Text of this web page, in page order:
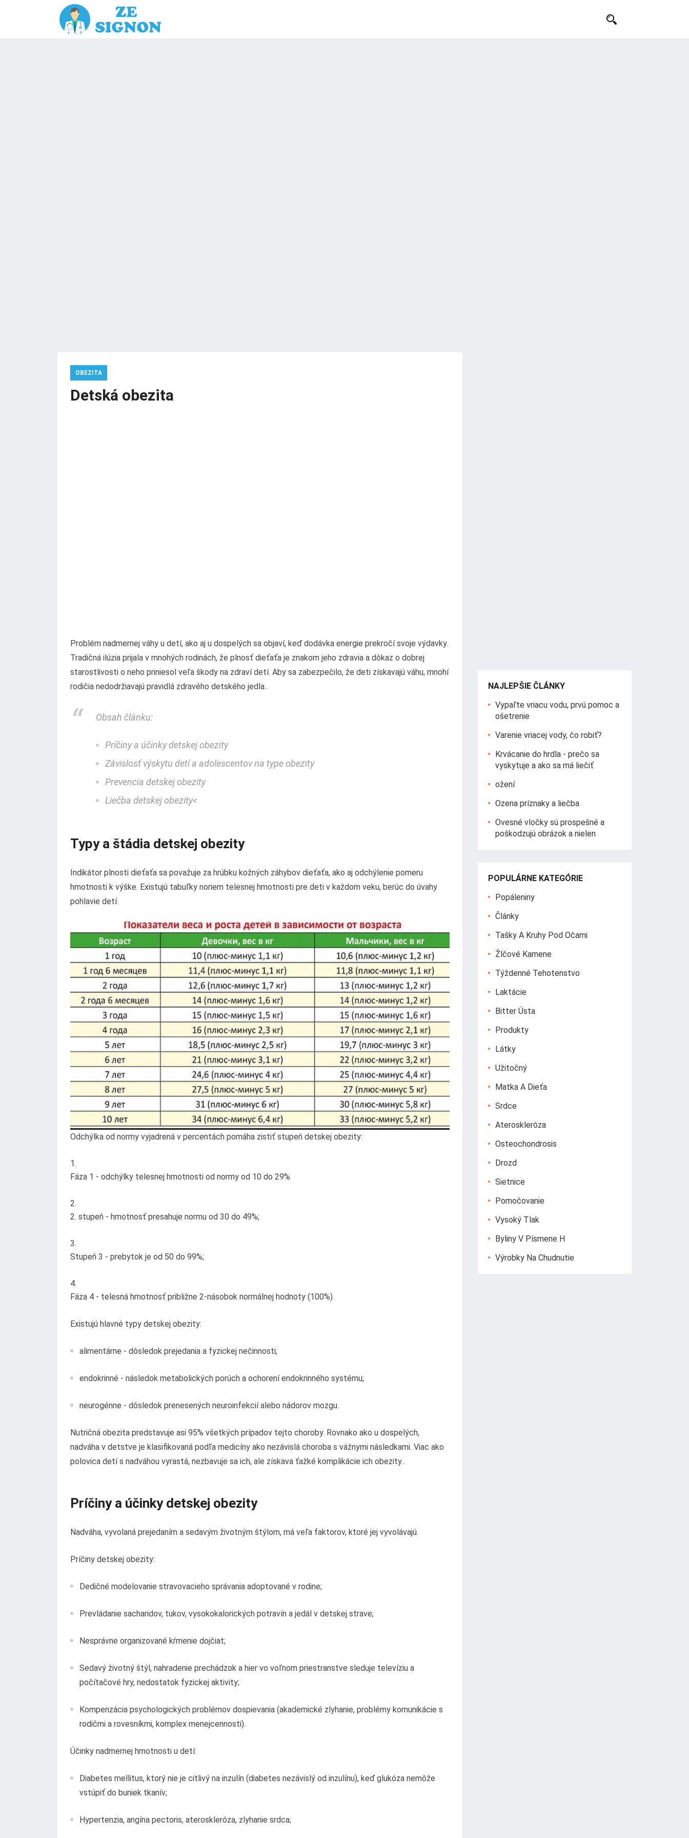
OBEZITA
Detská obezita
Problém nadmernej váhy u detí, ako aj u dospelých sa objaví, keď dodávka energie prekročí svoje výdavky.
Tradičná ilúzia prijala v mnohých rodinách, že plnosť dieťaťa je znakom jeho zdravia a dôkaz o dobrej
starostlivosti o neho priniesol veľa škody na zdraví detí. Aby sa zabezpečilo, že deti získavajú váhu, mnohí
rodičia nedodržiavajú pravidlá zdravého detského jedla..
Obsah článku:
Príčiny a účinky detskej obezity
Závislosť výskytu detí a adolescentov na type obezity
Prevencia detskej obezity
Liečba detskej obezity<
Typy a štádia detskej obezity
Indikátor plnosti dieťaťa sa považuje za hrúbku kožných záhybov dieťaťa, ako aj odchýlenie pomeru
hmotnosti k výške. Existujú tabuľky noriem telesnej hmotnosti pre deti v každom veku, berúc do úvahy
pohlavie detí.
Odchýlka od normy vyjadrená v percentách pomáha zistiť stupeň detskej obezity:
Fáza 1 - odchýlky telesnej hmotnosti od normy od 10 do 29%
2. stupeň - hmotnosť presahuje normu od 30 do 49%;
Stupeň 3 - prebytok je od 50 do 99%;
Fáza 4 - telesná hmotnosť približne 2-násobok normálnej hodnoty (100%).
Existujú hlavné typy detskej obezity:
alimentárne - dôsledok prejedania a fyzickej nečinnosti;
endokrinné - následok metabolických porúch a ochorení endokrinného systému;
neurogénne - dôsledok prenesených neuroinfekcií alebo nádorov mozgu.
Nutričná obezita predstavuje asi 95% všetkých prípadov tejto choroby. Rovnako ako u dospelých,
nadváha v detstve je klasifikovaná podľa medicíny ako nezávislá choroba s vážnymi následkami. Viac ako
polovica detí s nadváhou vyrastá, nezbavuje sa ich, ale získava ťažké komplikácie ich obezity..
Príčiny a účinky detskej obezity
Nadváha, vyvolaná prejedaním a sedavým životným štýlom, má veľa faktorov, ktoré jej vyvolávajú.
Príčiny detskej obezity:
Dedičné modelovanie stravovacieho správania adoptované v rodine;
Prevládanie sacharidov, tukov, vysokokalorických potravín a jedál v detskej strave;
Nesprávne organizované kŕmenie dojčiat;
Sedavý životný štýl, nahradenie prechádzok a hier vo voľnom priestranstve sleduje televíziu a
počítačové hry, nedostatok fyzickej aktivity;
Kompenzácia psychologických problémov dospievania (akademické zlyhanie, problémy komunikácie s
rodičmi a rovesníkmi, komplex menejcennosti).
Účinky nadmernej hmotnosti u detí:
Diabetes mellitus, ktorý nie je citlivý na inzulín (diabetes nezávislý od inzulínu), keď glukóza nemôže
vstúpiť do buniek tkanív;
Hypertenzia, angína pectoris, ateroskleróza, zlyhanie srdca;
NAJLEPŠIE ČLÁNKY
Vypaľte vriacu vodu, prvú pomoc a
ošetrenie
Varenie vriacej vody, čo robiť?
Krvácanie do hrdla - prečo sa
vyskytuje a ako sa má liečiť
ožení
Ozena príznaky a liečba
Ovesné vločky sú prospešné a
poškodzujú obrázok a nielen
POPULÁRNE KATEGÓRIE
Popáleniny
Články
Tašky A Kruhy Pod Očami
Žlčové Kamene
Týždenné Tehotenstvo
Laktácie
Bitter Ústa
Produkty
Látky
Užitočný
Matka A Dieťa
Srdce
Ateroskleróza
Osteochondrosis
Drozd
Sietnice
Pomočovanie
Vysoký Tlak
Byliny V Písmene H
Výrobky Na Chudnutie